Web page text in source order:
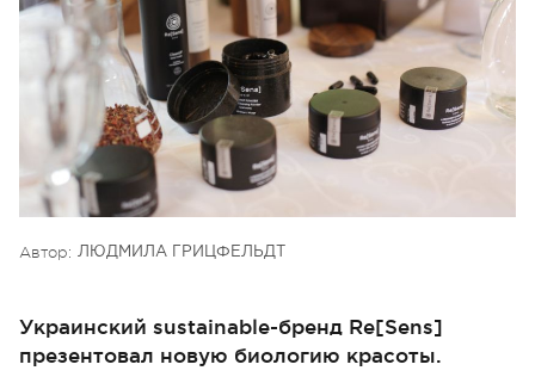
Автор: ЛЮДМИЛА ГРИЦФЕЛЬДТ
Украинский sustainable-бренд Re[Sens]
презентовал новую биологию красоты.